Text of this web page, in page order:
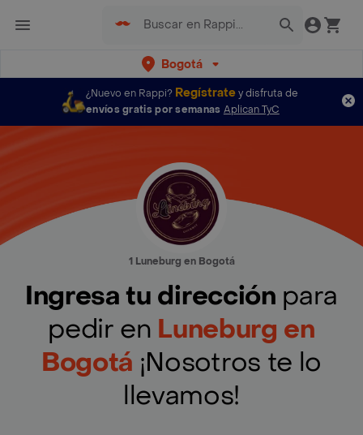
Bogotá
¿Nuevo en Rappi? Regístratey disfruta de
envíos gratis por semanas Aplican TyC
1 Luneburg en Bogotá
Ingresa tu dirección para
pedir en Luneburg en
Bogotá ¡Nosotros te lo
llevamos!